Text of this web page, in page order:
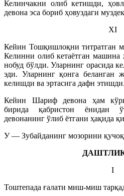
Келинчакни олиб кетишди,
девона эса бориб ҳовуздаги
XI
Кейин Тошқишлоқни титратган
Келинни олиб кетаётган
нобуд бўлди. Уларнинг орасида
эди. Уларнинг қонга беланган
келишди ва эртасига дафн этишди.
Кейин Шариф девона ҳам
бирида қабристон ёнидан
девонанинг ўлиб ётгани ҳақида
У — Зубайданинг мозорини
I
Тоштепада ғалати миш-миш